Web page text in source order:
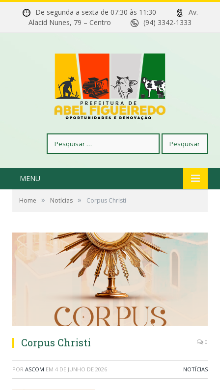
De segunda a sexta de 07:30 às 11:30
Av.
Alacid Nunes, 79 – Centro
(94) 3342-1333
por:
MENU
Home » Notícias » Corpus Christi
Corpus Christi 0
POR ASCOM EM 4 DE JUNHO DE 2026 NOTÍCIAS